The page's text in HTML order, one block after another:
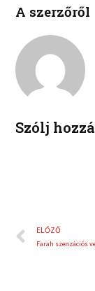
b
o
i
k
n
A szerzőről
Szólj hozzá
Előző
ELŐZŐ